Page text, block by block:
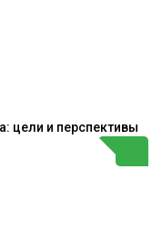
цели и перспективы